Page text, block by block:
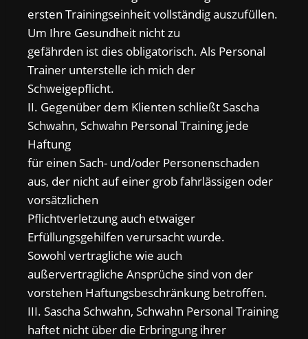
ersten Trainingseinheit vollständig auszufüllen.
Um Ihre Gesundheit nicht zu
gefährden ist dies obligatorisch. Als Personal
Trainer unterstelle ich mich der
Schweigepflicht.
II. Gegenüber dem Klienten schließt Sascha
Schwahn, Schwahn Personal Training jede
Haftung
für einen Sach- und/oder Personenschaden
aus, der nicht auf einer grob fahrlässigen oder
vorsätzlichen
Pflichtverletzung auch etwaiger
Erfüllungsgehilfen verursacht wurde.
Sowohl vertragliche wie auch
außervertragliche Ansprüche sind von der
vorstehen Haftungsbeschränkung betroffen.
III. Sascha Schwahn, Schwahn Personal Training
haftet nicht über die Erbringung ihrer